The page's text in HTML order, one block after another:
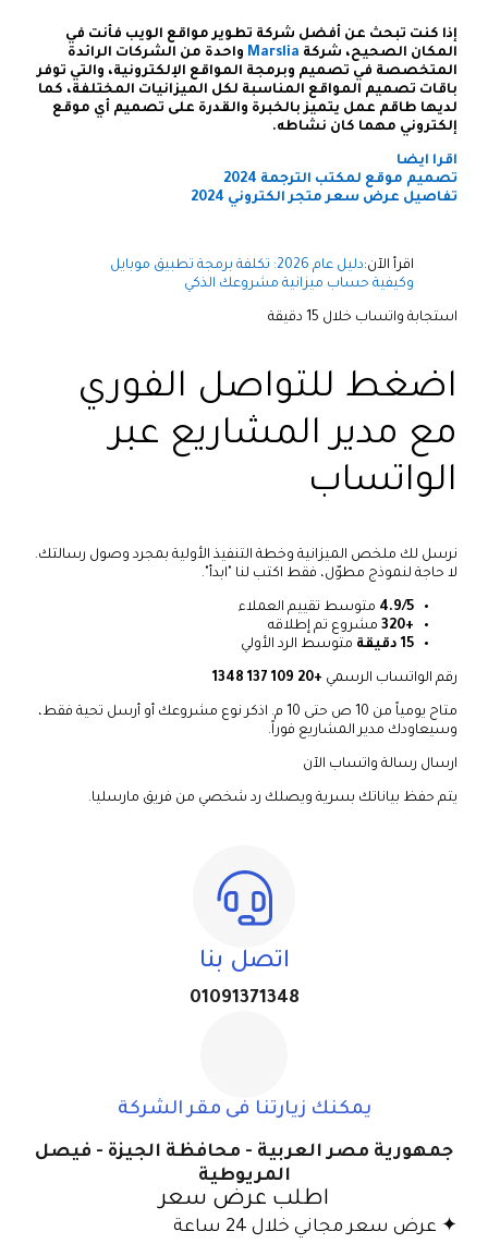
إذا كنت تبحث عن أفضل شركة تطوير مواقع الويب فأنت في
المكان الصحيح، شركة Marslia واحدة من الشركات الرائدة
المتخصصة في تصميم وبرمجة المواقع الإلكترونية، والتي توفر
باقات تصميم المواقع المناسبة لكل الميزانيات المختلفة، كما
لديها طاقم عمل يتميز بالخبرة والقدرة على تصميم أي موقع
إلكتروني مهما كان نشاطه.
اقرا ايضا
تصميم موقع لمكتب الترجمة 2024
تفاصيل عرض سعر متجر الكتروني 2024
اقرأ الآن:
دليل عام 2026: تكلفة برمجة تطبيق موبايل
وكيفية حساب ميزانية مشروعك الذكي
استجابة واتساب خلال 15 دقيقة
اضغط للتواصل الفوري
مع مدير المشاريع عبر
الواتساب
نرسل لك ملخص الميزانية وخطة التنفيذ الأولية بمجرد وصول رسالتك.
لا حاجة لنموذج مطوّل، فقط اكتب لنا "ابدأ".
4.9/5 متوسط تقييم العملاء
+320
مشروع تم إطلاقه
15 دقيقة
متوسط الرد الأولي
رقم الواتساب الرسمي +20 109 137 1348
متاح يومياً من 10 ص حتى 10 م. اذكر نوع مشروعك أو أرسل تحية فقط،
وسيعاودك مدير المشاريع فوراً.
ارسال رسالة واتساب الآن
يتم حفظ بياناتك بسرية ويصلك رد شخصي من فريق مارسليا.
اتصل بنا
01091371348
يمكنك زيارتنا فى مقر الشركة
جمهورية مصر العربية - محافظة الجيزة - فيصل
المريوطية
اطلب عرض سعر
✦ عرض سعر مجاني خلال 24 ساعة